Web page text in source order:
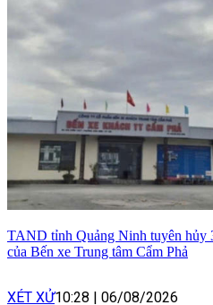
TAND tỉnh Quảng Ninh tuyên hủy
của Bến xe Trung tâm Cẩm Phả
XÉT XỬ10:28 06/08/2026